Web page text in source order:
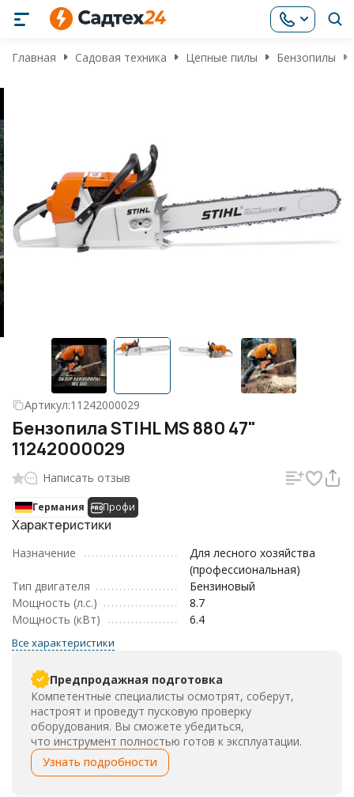
Главная Садовая техника Цепные пилы Бензопилы
Артикул:11242000029
Бензопила STIHL MS 880 47"
11242000029
Написать отзыв
Германия Профи
Характеристики
Назначение
Для лесного хозяйства
(профессиональная)
Тип двигателя
Бензиновый
Мощность (л.с.)
8.7
Мощность (кВт)
6.4
Все характеристики
Предпродажная подготовка
Компетентные специалисты осмотрят, соберут,
настроят и проведут пусковую проверку
оборудования. Вы сможете убедиться,
что инструмент полностью готов к эксплуатации.
Узнать подробности